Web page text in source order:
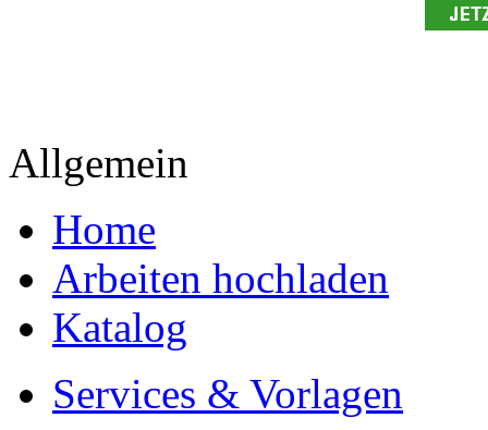
Allgemein
Home
Arbeiten hochladen
Katalog
Services & Vorlagen